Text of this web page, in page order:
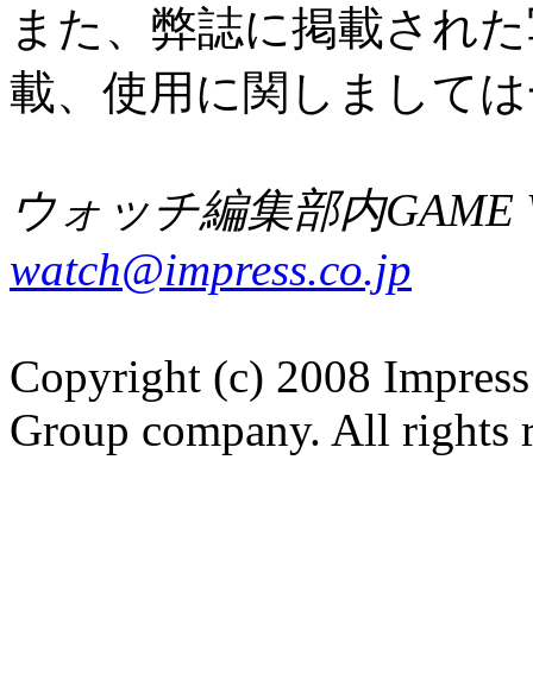
また、弊誌に掲載され
載、使用に関しまして
ウォッチ編集部内GAME
watch@impress.co.jp
Copyright (c) 2008
Group company. All rights